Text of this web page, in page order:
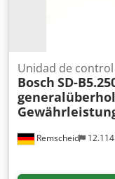
Remscheid
Unidad de control
Bosch SD-